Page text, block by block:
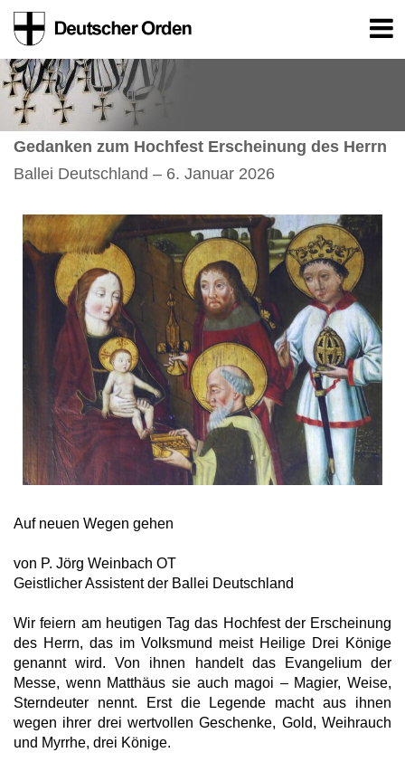
Gedanken zum Hochfest Erscheinung des Herrn
Ballei Deutschland – 6. Januar 2026
Auf neuen Wegen gehen
von P. Jörg Weinbach OT
Geistlicher Assistent der Ballei Deutschland
Wir feiern am heutigen Tag das Hochfest der Erscheinung
des Herrn, das im Volksmund meist Heilige Drei Könige
genannt wird. Von ihnen handelt das Evangelium der
Messe, wenn Matthäus sie auch magoi – Magier, Weise,
Sterndeuter nennt. Erst die Legende macht aus ihnen
wegen ihrer drei wertvollen Geschenke, Gold, Weihrauch
und Myrrhe, drei Könige.